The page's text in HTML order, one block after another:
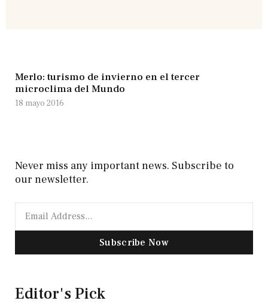
Merlo: turismo de invierno en el tercer
microclima del Mundo
18 mayo 2016
Never miss any important news. Subscribe to
our newsletter.
Subscribe Now
Editor's Pick